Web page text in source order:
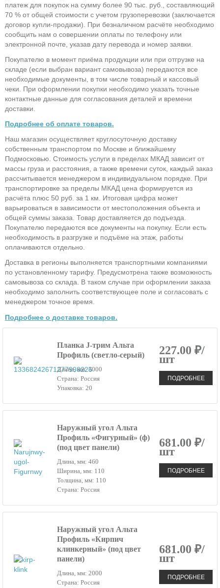
платеж для покупок на сумму более 90 тыс. руб., составляющий
70 % от общей стоимости с учетом грузоперевозки (заключается
договор купли-продажи). При безналичном расчёте необходимо
сообщить нам о совершении оплаты по телефону или
электронной почте, указав дату перевода и номер заявки.
Покупателю в момент приёма продукции или при отгрузке на
складе (если выбран вариант самовывоза) передаются все
необходимые документы, в том числе товарный и кассовый
чеки. При оформлении покупки необходимо указать точные
контактные данные для согласования деталей и времени
доставки.
Подробнее об оплате товаров.
Наш магазин осуществляет круглосуточную доставку
собственным транспортом по Москве и ближайшему
Подмосковью. Стоимость услуги в пределах МКАД зависит от
массы груза и расстояния, а также времени суток, каждый заказ
рассчитывается менеджером в индивидуальном порядке. При
транспортировке за пределы МКАД цена формируется из
расчёта плюс 50 руб. за 1 км. Итоговая цифра может
варьироваться в зависимости от местоположения объекта и
общей суммы заказа. Товар доставляется до подъезда.
Покупателю передаются все документы на покупку. Если есть
необходимость в разгрузке и подъёме на этаж, работы
оплачиваются отдельно.
Доставка в регионы выполняется транспортными компаниями
по установленному тарифу. Предусмотрена также возможность
самовывоза со склада. В таком случае при оформлении заказа
необходимо заполнить соответствующее поле и согласовать с
менеджером точное время.
Подробнее о доставке товаров.
Планка J-трим Альта
Профиль (светло-серый)
Длина, мм: 3000
Страна: Россия
Упаковка: 20
227.00 ₽/
шт
ПОДРОБНЕЕ
Наружный угол Альта
Профиль «Фигурный» (ф)
(под цвет панели)
Длина, мм: 460
Ширина, мм: 110
Толщина, мм: 110
Страна: Россия
681.00 ₽/
шт
ПОДРОБНЕЕ
Наружный угол Альта
Профиль «Кирпич
клинкерный» (под цвет
панели)
Длина, мм: 2000
Страна: Россия
681.00 ₽/
шт
ПОДРОБНЕЕ